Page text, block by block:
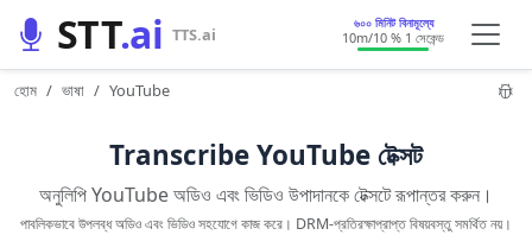
STT.ai TTS.ai ৬০০ মিনিট বিনামূল্যে
10m/10 % 1 সেকেন্ড
হোম ভাষা YouTube
Transcribe YouTube টেক্সট
অনুলিপি YouTube অডিও এবং ভিডিও উপাদানকে টেক্সটে রূপান্তর করুন।
পাবলিকভাবে উপলব্ধ অডিও এবং ভিডিও সহযোগে কাজ করে। DRM-প্রতিরক্ষাপ্রাপ্ত বিষয়বস্তু সমর্থিত নয়।